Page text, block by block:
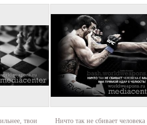
твои
Ничто так не сбивает человека